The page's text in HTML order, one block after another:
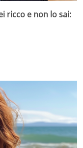
ricco e non lo sai: